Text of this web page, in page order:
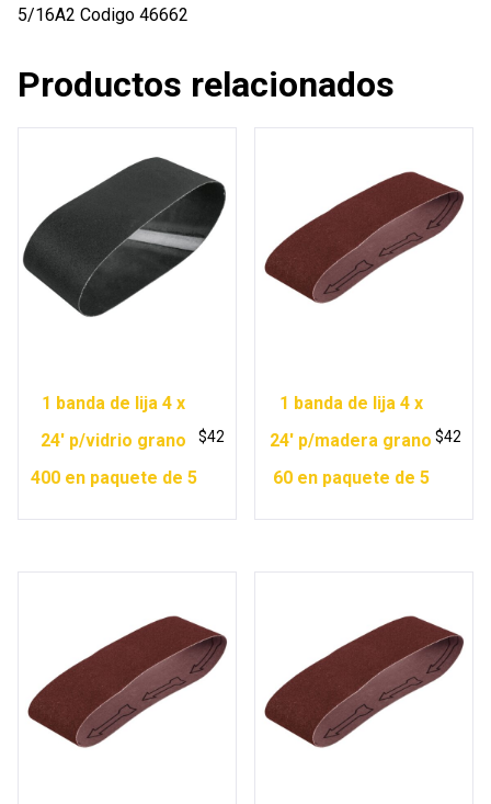
5/16A2 Codigo 46662
Productos relacionados
1 banda de lija 4 x
24′ p/vidrio grano
400 en paquete de 5
$42
1 banda de lija 4 x
24′ p/madera grano
60 en paquete de 5
$42